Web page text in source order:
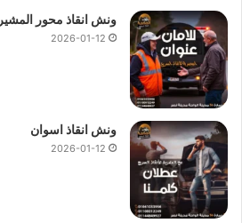
ونش انقاذ محور المشير
2026-01-12
ونش انقاذ اسوان
2026-01-12